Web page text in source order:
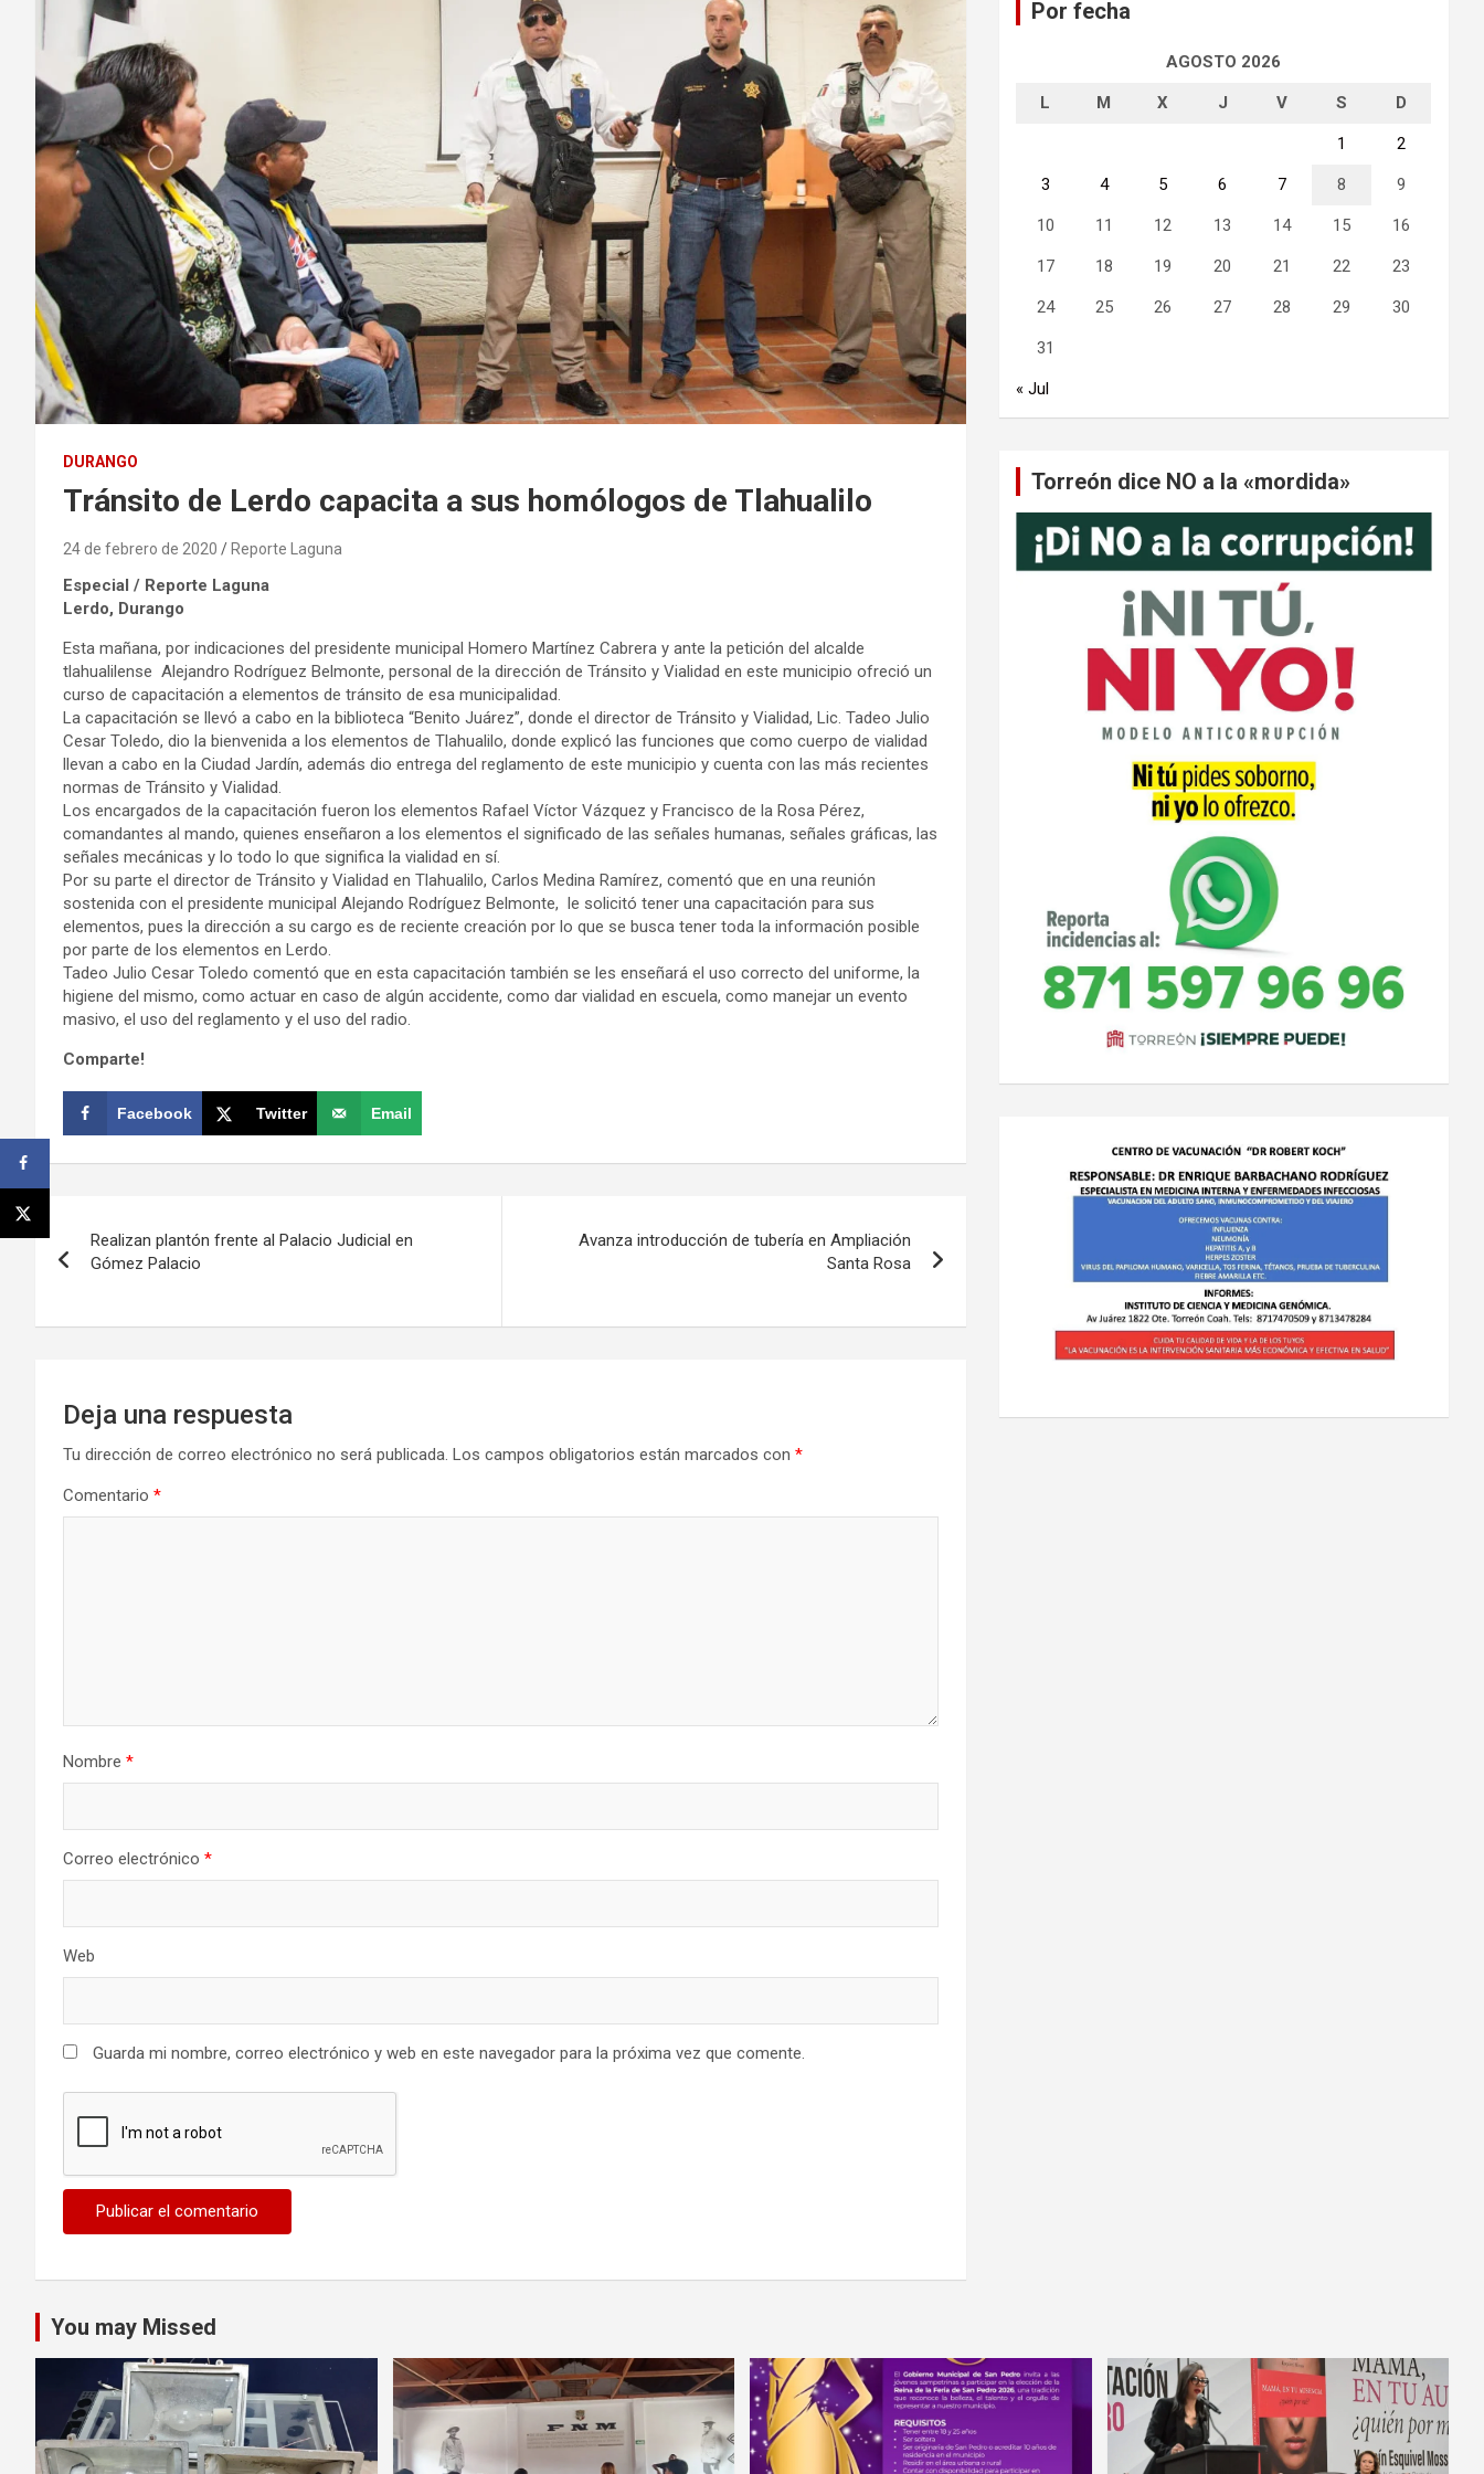
DURANGO
Tránsito de Lerdo capacita a sus homólogos de Tlahualilo
24 de febrero de 2020 Reporte Laguna
Especial / Reporte Laguna
Lerdo, Durango
Esta mañana, por indicaciones del presidente municipal Homero Martínez Cabrera y ante la petición del alcalde
tlahualilense Alejandro Rodríguez Belmonte, personal de la dirección de Tránsito y Vialidad en este municipio ofreció un
curso de capacitación a elementos de tránsito de esa municipalidad.
La capacitación se llevó a cabo en la biblioteca “Benito Juárez”, donde el director de Tránsito y Vialidad, Lic. Tadeo Julio
Cesar Toledo, dio la bienvenida a los elementos de Tlahualilo, donde explicó las funciones que como cuerpo de vialidad
llevan a cabo en la Ciudad Jardín, además dio entrega del reglamento de este municipio y cuenta con las más recientes
normas de Tránsito y Vialidad.
Los encargados de la capacitación fueron los elementos Rafael Víctor Vázquez y Francisco de la Rosa Pérez,
comandantes al mando, quienes enseñaron a los elementos el significado de las señales humanas, señales gráficas, las
señales mecánicas y lo todo lo que significa la vialidad en sí.
Por su parte el director de Tránsito y Vialidad en Tlahualilo, Carlos Medina Ramírez, comentó que en una reunión
sostenida con el presidente municipal Alejando Rodríguez Belmonte, le solicitó tener una capacitación para sus
elementos, pues la dirección a su cargo es de reciente creación por lo que se busca tener toda la información posible
por parte de los elementos en Lerdo.
Tadeo Julio Cesar Toledo comentó que en esta capacitación también se les enseñará el uso correcto del uniforme, la
higiene del mismo, como actuar en caso de algún accidente, como dar vialidad en escuela, como manejar un evento
masivo, el uso del reglamento y el uso del radio.
Comparte!
Facebook Twitter Email
de
Realizan plantón frente al Palacio Judicial en
Gómez Palacio
Avanza introducción de tubería en Ampliación
Santa Rosa
Deja una respuesta
Tu dirección de correo electrónico no será publicada. Los campos obligatorios están marcados con *
Comentario *
Nombre *
Correo electrónico *
Web
Guarda mi nombre, correo electrónico y web en este navegador para la próxima vez que comente.
Por fecha
AGOSTO 2026
L M X J V S D
1 2
3 4 5 6 7 8 9
10 11 12 13 14 15 16
17 18 19 20 21 22 23
24 25 26 27 28 29 30
31
« Jul
Torreón dice NO a la «mordida»
You may Missed